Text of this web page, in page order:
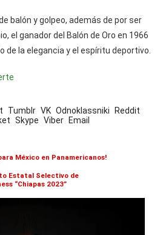
balón y golpeo, además de por ser
el ganador del Balón de Oro en 1966
de la elegancia y el espíritu deportivo.
Tumblr VK Odnoklassniki Reddit
Skype Viber Email
México en Panamericanos!
Estatal Selectivo de
“Chiapas 2023”